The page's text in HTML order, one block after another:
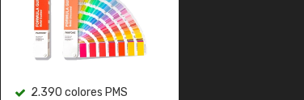
2.390 colores PMS